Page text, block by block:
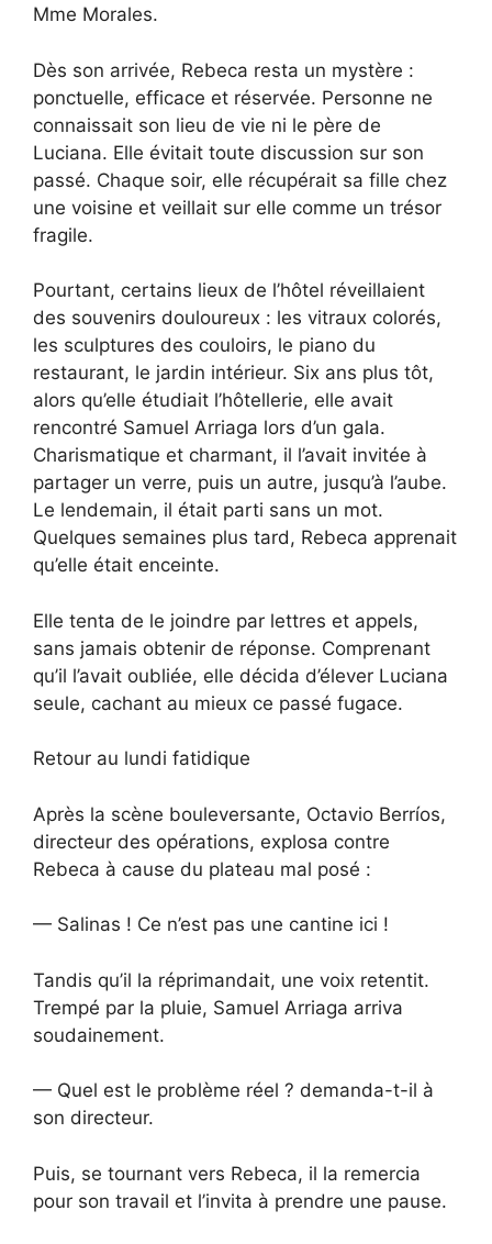
Mme Morales.
Dès son arrivée, Rebeca resta un mystère :
ponctuelle, efficace et réservée. Personne ne
connaissait son lieu de vie ni le père de
Luciana. Elle évitait toute discussion sur son
passé. Chaque soir, elle récupérait sa fille chez
une voisine et veillait sur elle comme un trésor
fragile.
Pourtant, certains lieux de l’hôtel réveillaient
des souvenirs douloureux : les vitraux colorés,
les sculptures des couloirs, le piano du
restaurant, le jardin intérieur. Six ans plus tôt,
alors qu’elle étudiait l’hôtellerie, elle avait
rencontré Samuel Arriaga lors d’un gala.
Charismatique et charmant, il l’avait invitée à
partager un verre, puis un autre, jusqu’à l’aube.
Le lendemain, il était parti sans un mot.
Quelques semaines plus tard, Rebeca apprenait
qu’elle était enceinte.
Elle tenta de le joindre par lettres et appels,
sans jamais obtenir de réponse. Comprenant
qu’il l’avait oubliée, elle décida d’élever Luciana
seule, cachant au mieux ce passé fugace.
Retour au lundi fatidique
Après la scène bouleversante, Octavio Berríos,
directeur des opérations, explosa contre
Rebeca à cause du plateau mal posé :
— Salinas ! Ce n’est pas une cantine ici !
Tandis qu’il la réprimandait, une voix retentit.
Trempé par la pluie, Samuel Arriaga arriva
soudainement.
— Quel est le problème réel ? demanda-t-il à
son directeur.
Puis, se tournant vers Rebeca, il la remercia
pour son travail et l’invita à prendre une pause.